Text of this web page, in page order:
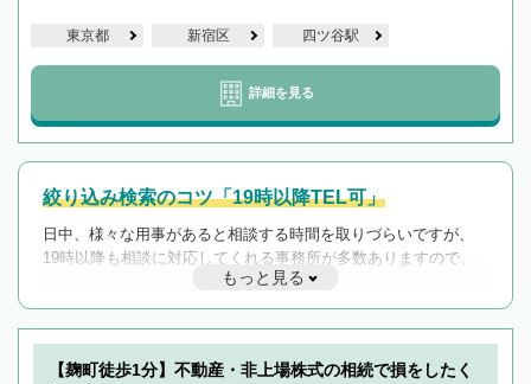
東京都 新宿区 四ツ谷駅
詳細を見る
絞り込み検索のコツ「19時以降TEL可」
日中、様々な用事があると相談する時間を取りづらいですが、
19時以降も相談に対応してくれる事務所が多数ありますので、
遅い時間の相談が増えそうな場合はそのような事務所に絞り込
んで検索してみましょう。
19時以降TEL可の条件
を加えて再検索
もっと見る
【麹町徒歩1分】不動産・非上場株式の相続で損をしたく